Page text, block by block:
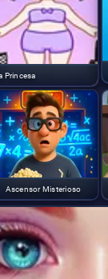
Princesa
Ascensor Misterioso